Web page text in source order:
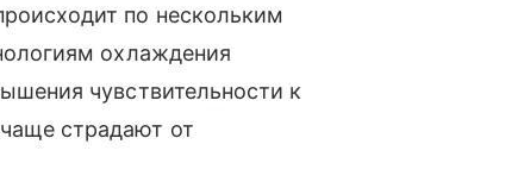
по нескольким
охлаждения
чувствительности к
страдают от